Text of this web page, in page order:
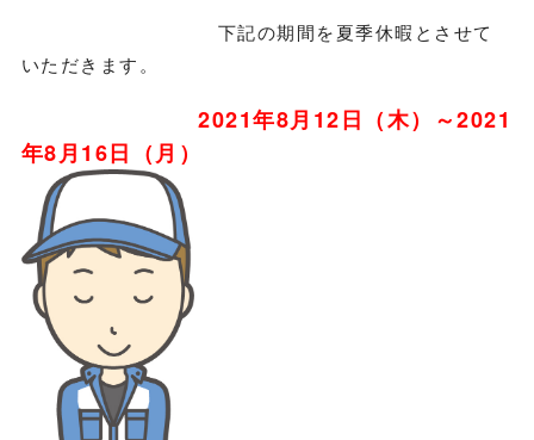
下記の期間を夏季休暇とさせて
いただきます。
2021年8月12日（木）～2021
年8月16日（月）